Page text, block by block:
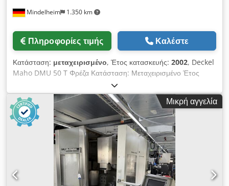
Mindelheim 1.350 km
Πληροφορίες τιμής Καλέστε
Κατάσταση: μεταχειρισμένο, Έτος κατασκευής: 2002, Deckel
Maho DMU 50 T Φρέζα Κατάσταση: Μεταχειρισμένο Έτος
κατασκευής: 2002 Ώρες λειτουργίας: 34.739 ώρες Χρόνος
προγράμματος: 6.435 ώρες Τεχνικά στοιχεία Υποδοχή
εργαλείου: SK 40 Θέσεις εργαλείων: 16 τεμ. Διαδρομές Χ/Υ/Ζ:
500 mm / 400 mm / 400 mm Εύρος στροφών: 20 - 9.000
σ.α.λ. μεταβλητές Μέγεθος τραπεζιού: 700 mm x 500 mm,
περιστρεφόμενο τραπέζι Dodpfx Ajzhlq Ieahock Ισχύς
κινητήρα: σε 100% ED 9 kW / σε 40% ED 13 kW Σύνδεση:
συνολικά 17 kVA Βάρος: περ. 3.000 kg Διαστάσεις ΜxΠxΥ:
περ. 2.100 mm x 1.520 mm (χωρίς περιφερειακά), περ. 2.140
mm
Μικρή αγγελία